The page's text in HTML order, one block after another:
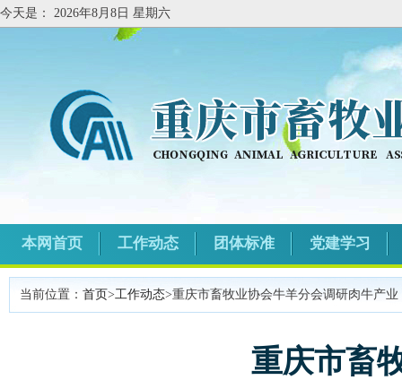
今天是： 2026年8月8日 星期六
本网首页 工作动态 团体标准 党建学习
当前位置： 首页>工作动态>重庆市畜牧业协会牛羊分会调研肉牛产业
重庆市畜